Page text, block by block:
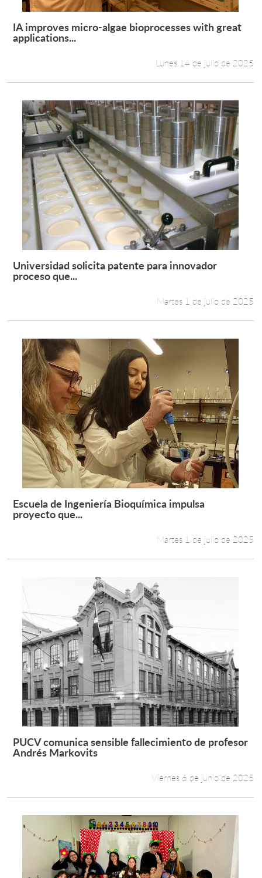
Leer más +
IA improves micro-algae bioprocesses with great
applications...
Lunes 14 de julio de 2025
Leer más +
Universidad solicita patente para innovador
proceso que...
Martes 1 de julio de 2025
Leer más +
Escuela de Ingeniería Bioquímica impulsa
proyecto que...
Martes 1 de julio de 2025
Leer más +
PUCV comunica sensible fallecimiento de profesor
Andrés Markovits
Viernes 6 de junio de 2025